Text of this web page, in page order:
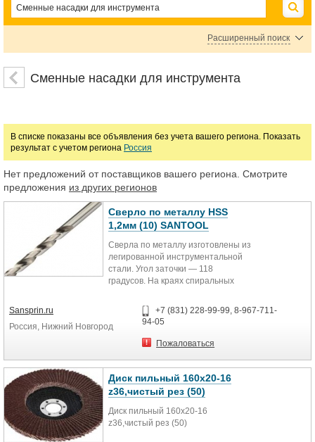
Расширенный поиск
Полировальные диски
Цена
Сменные насадки для инструмента
В списке показаны все объявления без учета вашего региона. Показать
результат с учетом региона Россия
Нет предложений от поставщиков вашего региона. Смотрите
предложения из других регионов
Сверло по металлу HSS
1,2мм (10) SANTOOL
Сверла по металлу изготовлены из
легированной инструментальной
стали. Угол заточки — 118
градусов. На краях спиральных
цилиндрические ленточки. Сверла
имеют так называемую обратную
конусность: диаметр их
калибрующей части уменьшается
сверления отверстий в металле.
Sansprin.ru
Россия, Нижний Новгород
+7 (831) 228-99-99, 8-967-711-
94-05
Пожаловаться
Диск пильный 160х20-16
z36,чистый рез (50)
Диск пильный 160х20-16
z36,чистый рез (50)